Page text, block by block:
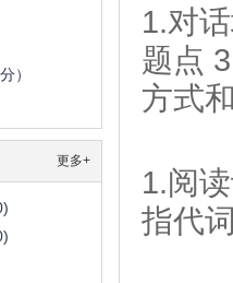
）
更多+
1.对
题点
方式
1.阅
指代